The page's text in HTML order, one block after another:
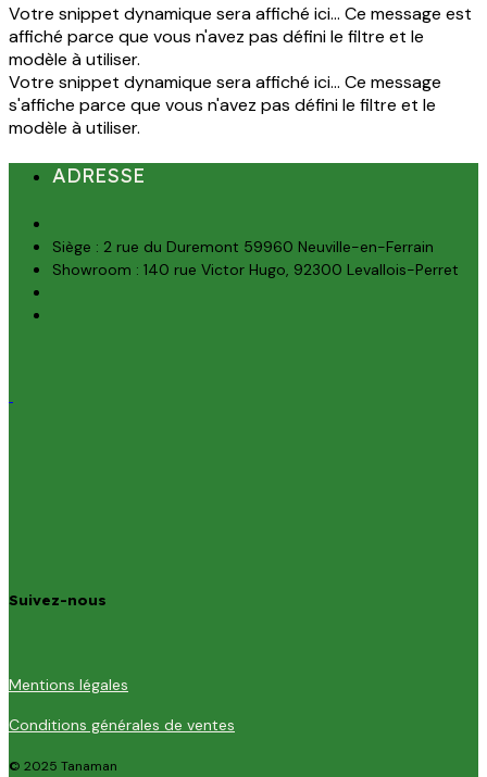
Votre snippet dynamique sera affiché ici... Ce message est
affiché parce que vous n'avez pas défini le filtre et le
modèle à utiliser.
Votre snippet dynamique sera affiché ici... Ce message
s'affiche parce que vous n'avez pas défini le filtre et le
modèle à utiliser.
ADRESSE
Siège : 2 rue du Duremont 59960 Neuville-en-Ferrain
Showroom : 140 rue Victor Hugo, 92300 Levallois-Perret
Suivez-nous
Mentions légales
Conditions générales de ventes
© 2025 Tanaman